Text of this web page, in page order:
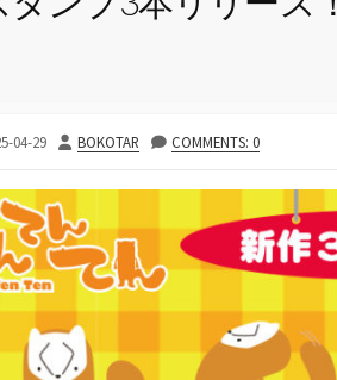
04-29
投
者
BOKOTAR COMMENTS: 0